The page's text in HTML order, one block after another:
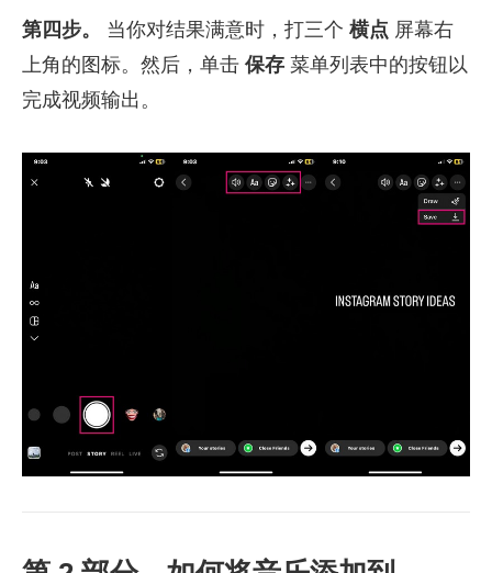
第四步。 当你对结果满意时，打三个 横点 屏幕右
上角的图标。然后，单击 保存 菜单列表中的按钮以
完成视频输出。